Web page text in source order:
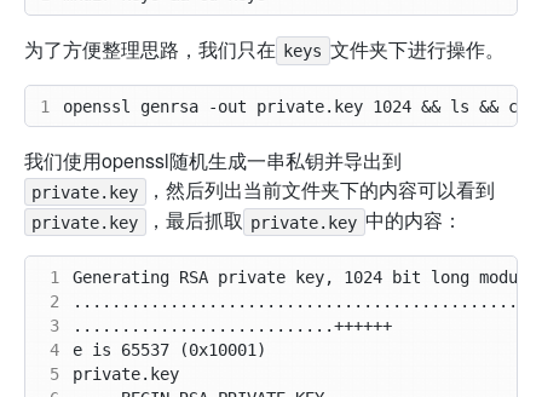
为了方便整理思路，我们只在 keys 文件夹下进行操作。
1
我们使用openssl随机生成一串私钥并导出到
private.key ，然后列出当前文件夹下的内容可以看到
private.key ，最后抓取 private.key 中的内容：
1
2
3
4
5